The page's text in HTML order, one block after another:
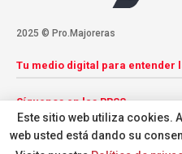
2025 © Pro.Majoreras
Tu medio digital para
Síguenos en las RRSS
Este sitio web utiliza cookies.
web usted está dando su